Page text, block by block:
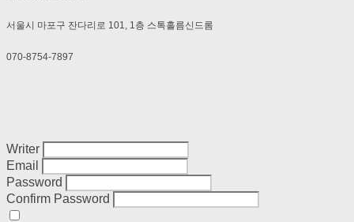
서울시 마포구 잔다리로 101, 1층 스톡홀름신드롬
070-8754-7897
Writer
Email
Password
Confirm Password